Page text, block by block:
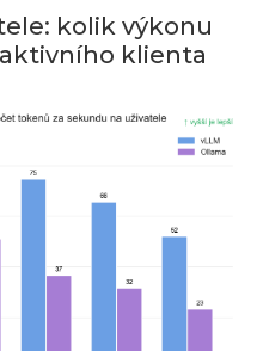
kolik výkonu
klienta